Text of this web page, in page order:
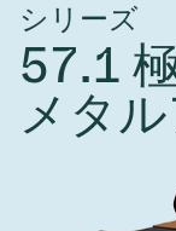
9月 17, 2026
Semicon
真空アイソレーシ
真空ゲートバルブ
真空アングルバ
真空バタフライ
VATエッジ溶接メ
真空モジュール
基板搬送
サブファブシステ
ディスプレイ製造
スパッタリング
薄膜封止(CVD)
OLED 蒸着
科学機器と医学
コーティング
真空輸送
バッテリー製造
結晶成長
サブファブシステ
高エネルギー物理
製品サービス
スペアパーツ
標準修理サービス
固定価格修理サー
VATサービスセン
企業責任
インベストリレー
Presentations
Shares and debt
コーポレートガバ
シリーズ
57.1
メタ